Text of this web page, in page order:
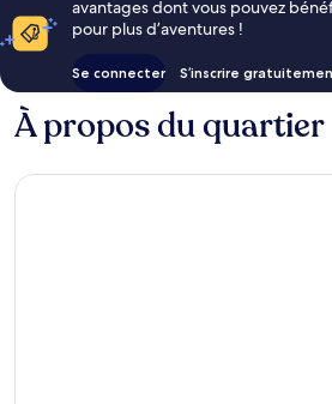
avantages dont vous pouvez
pour plus d’aventures !
Se connecter S’inscrire
À propos du quartier